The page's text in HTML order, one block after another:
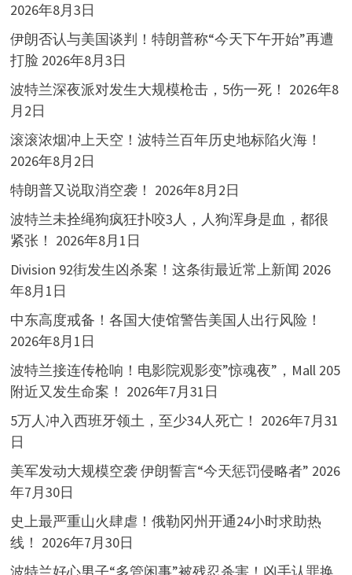
2026年8月3日
伊朗否认与美国谈判！特朗普称“今天下午开始”再遭
打脸 2026年8月3日
波特兰深夜派对发生大规模枪击，5伤一死！ 2026年8
月2日
滚滚浓烟冲上天空！波特兰百年历史地标陷火海！
2026年8月2日
特朗普又说取消空袭！ 2026年8月2日
波特兰未拴绳狗疯狂扑咬3人，人狗浑身是血，都很
紧张！ 2026年8月1日
Division 92街发生凶杀案！这条街最近常上新闻 2026
年8月1日
中东高度戒备！各国大使馆警告美国人出行风险！
2026年8月1日
波特兰接连传枪响！电影院观影变”惊魂夜”，Mall 205
附近又发生命案！ 2026年7月31日
5万人冲入西班牙领土，至少34人死亡！ 2026年7月31
日
美军发动大规模空袭 伊朗誓言“今天惩罚侵略者” 2026
年7月30日
史上最严重山火肆虐！俄勒冈州开通24小时求助热
线！ 2026年7月30日